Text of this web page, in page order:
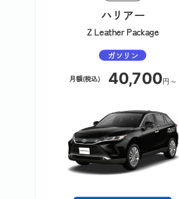
ハリアー
Z Leather Package
ガソリン
月額(税込) 40,700円～